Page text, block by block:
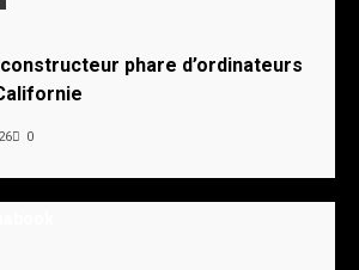
phare d’ordinateurs
0